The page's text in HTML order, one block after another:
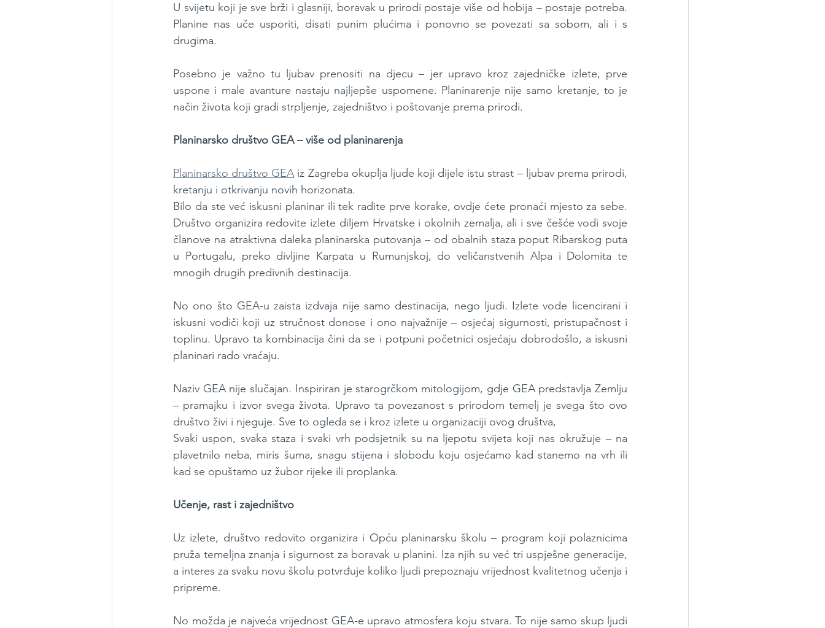
U svijetu koji je sve brži i glasniji, boravak u prirodi postaje više od hobija – postaje potreba.
Planine nas uče usporiti, disati punim plućima i ponovno se povezati sa sobom, ali i s
drugima.
Posebno je važno tu ljubav prenositi na djecu – jer upravo kroz zajedničke izlete, prve
uspone i male avanture nastaju najljepše uspomene. Planinarenje nije samo kretanje, to je
način života koji gradi strpljenje, zajedništvo i poštovanje prema prirodi.
Planinarsko društvo GEA – više od planinarenja
Planinarsko društvo GEA iz Zagreba okuplja ljude koji dijele istu strast – ljubav prema prirodi,
kretanju i otkrivanju novih horizonata.
Bilo da ste već iskusni planinar ili tek radite prve korake, ovdje ćete pronaći mjesto za sebe.
Društvo organizira redovite izlete diljem Hrvatske i okolnih zemalja, ali i sve češće vodi svoje
članove na atraktivna daleka planinarska putovanja – od obalnih staza poput Ribarskog puta
u Portugalu, preko divljine Karpata u Rumunjskoj, do veličanstvenih Alpa i Dolomita te
mnogih drugih predivnih destinacija.
No ono što GEA-u zaista izdvaja nije samo destinacija, nego ljudi. Izlete vode licencirani i
iskusni vodiči koji uz stručnost donose i ono najvažnije – osjećaj sigurnosti, pristupačnost i
toplinu. Upravo ta kombinacija čini da se i potpuni početnici osjećaju dobrodošlo, a iskusni
planinari rado vraćaju.
Naziv GEA nije slučajan. Inspiriran je starogrčkom mitologijom, gdje GEA predstavlja Zemlju
– pramajku i izvor svega života. Upravo ta povezanost s prirodom temelj je svega što ovo
društvo živi i njeguje. Sve to ogleda se i kroz izlete u organizaciji ovog društva,
Svaki uspon, svaka staza i svaki vrh podsjetnik su na ljepotu svijeta koji nas okružuje – na
plavetnilo neba, miris šuma, snagu stijena i slobodu koju osjećamo kad stanemo na vrh ili
kad se opuštamo uz žubor rijeke ili proplanka.
Učenje, rast i zajedništvo
Uz izlete, društvo redovito organizira i Opću planinarsku školu – program koji polaznicima
pruža temeljna znanja i sigurnost za boravak u planini. Iza njih su već tri uspješne generacije,
a interes za svaku novu školu potvrđuje koliko ljudi prepoznaju vrijednost kvalitetnog učenja i
pripreme.
No možda je najveća vrijednost GEA-e upravo atmosfera koju stvara. To nije samo skup ljudi